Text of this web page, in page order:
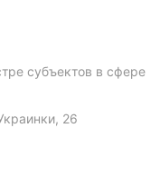
субъектов в сфере
26